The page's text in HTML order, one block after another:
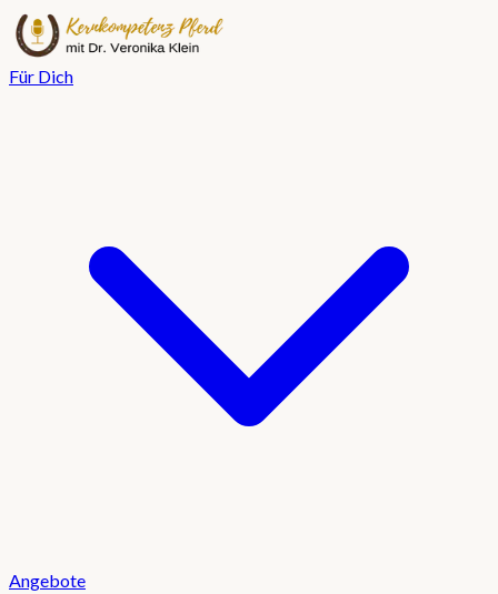
Für Dich
Angebote